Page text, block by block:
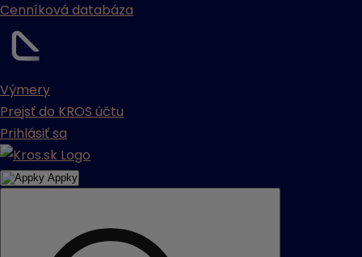
Cenníková databáza
Výmery
Prejsť do KROS účtu
Prihlásiť sa
Appky